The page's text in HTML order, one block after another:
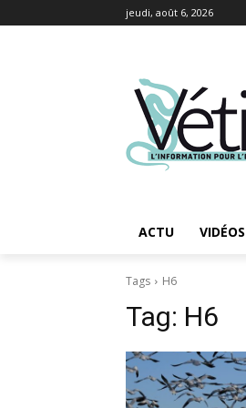
jeudi, août 6, 2026
ACTU VIDÉOS
Tags H6
Tag: H6